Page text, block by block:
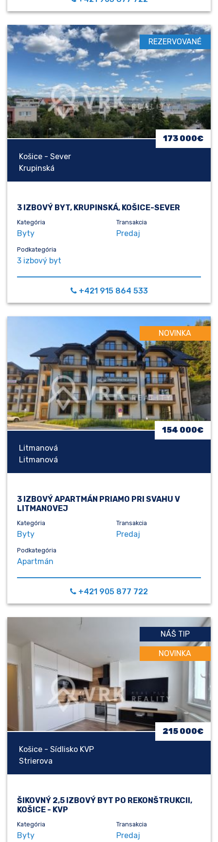
REZERVOVANÉ
Košice - Sever
Krupinská
173 000€
3 IZBOVÝ BYT, KRUPINSKÁ, KOŠICE-SEVER
Kategória
Byty
Transakcia
Predaj
Podkategória
3 izbový byt
+421 915 864 533
NOVINKA
Litmanová
Litmanová
154 000€
3 IZBOVÝ APARTMÁN PRIAMO PRI SVAHU V
LITMANOVEJ
Kategória
Byty
Transakcia
Predaj
Podkategória
Apartmán
+421 905 877 722
NÁŠ TIP
NOVINKA
Košice - Sídlisko KVP
Strierova
215 000€
ŠIKOVNÝ 2,5 IZBOVÝ BYT PO REKONŠTRUKCII,
KOŠICE - KVP
Kategória
Byty
Transakcia
Predaj